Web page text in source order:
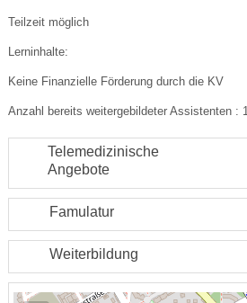
Teilzeit möglich
Lerninhalte:
Keine Finanzielle Förderung durch die KV
Anzahl bereits weitergebildeter Assistenten : 1
Telemedizinische
Angebote
Famulatur
Weiterbildung